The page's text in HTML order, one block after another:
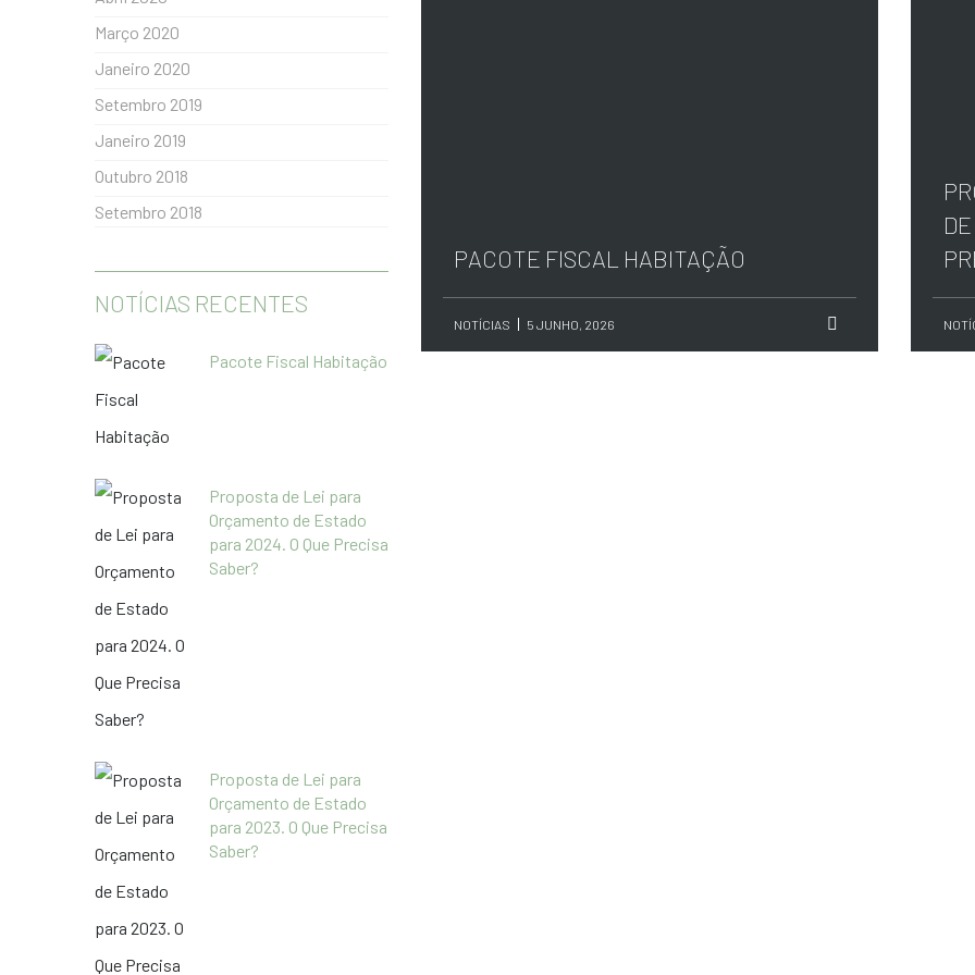
PACOTE FISCAL HABITAÇÃO
NOTÍCIAS 5 JUNHO, 2026
Março 2020
Janeiro 2020
Setembro 2019
Janeiro 2019
Outubro 2018
Setembro 2018
NOTÍCIAS RECENTES
Pacote Fiscal Habitação
Proposta de Lei para
Orçamento de Estado
para 2024. O Que Precisa
Saber?
Proposta de Lei para
Orçamento de Estado
para 2023. O Que Precisa
Saber?